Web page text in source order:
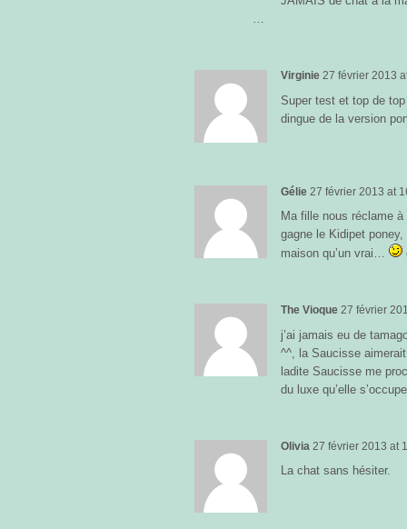
…
Virginie 27 février 2013
Super test et top de
dingue de la version
Gélie 27 février 2013 at
Ma fille nous réclame
gagne le Kidipet
maison qu’un vrai…
The Vioque 27 février
j’ai jamais eu de
^^, la Saucisse
ladite Saucisse me
du luxe qu’elle
Olivia 27 février 2013 at
La chat sans hésiter.